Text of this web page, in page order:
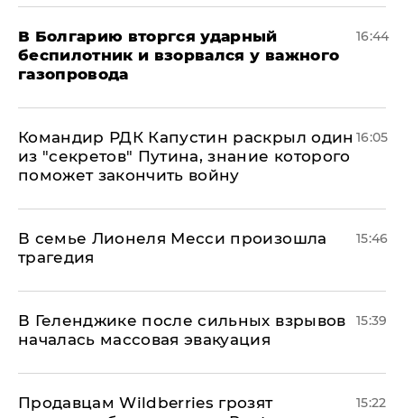
В Болгарию вторгся ударный
беспилотник и взорвался у важного
газопровода
16:44
Командир РДК Капустин раскрыл один
из "секретов" Путина, знание которого
поможет закончить войну
16:05
В семье Лионеля Месси произошла
трагедия
15:46
В Геленджике после сильных взрывов
началась массовая эвакуация
15:39
Продавцам Wildberries грозят
15:22